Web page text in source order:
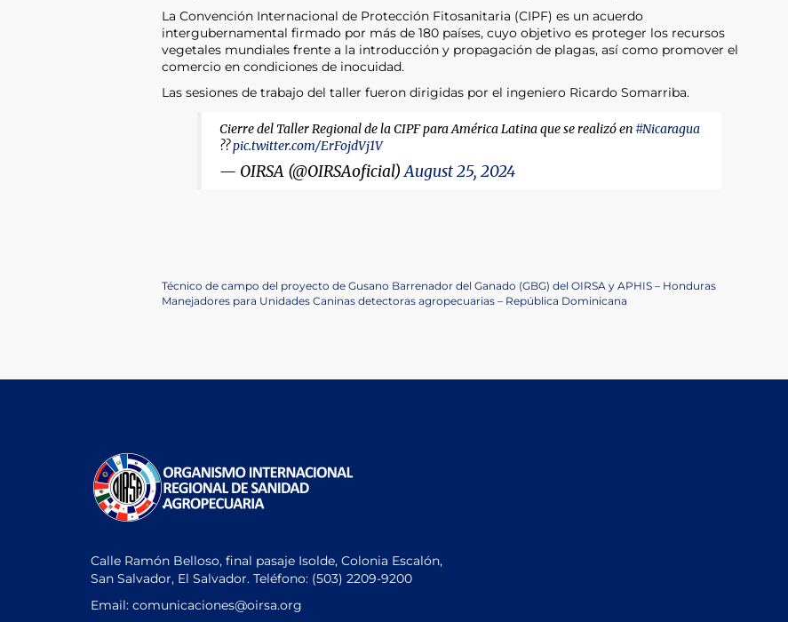
La Convención Internacional de Protección Fitosanitaria (CIPF) es un acuerdo
intergubernamental firmado por más de 180 países, cuyo objetivo es proteger los recursos
vegetales mundiales frente a la introducción y propagación de plagas, así como promover el
comercio en condiciones de inocuidad.
Las sesiones de trabajo del taller fueron dirigidas por el ingeniero Ricardo Somarriba.
Cierre del Taller Regional de la CIPF para América Latina que se realizó en#Nicaragua
??pic.twitter.com/ErFojdVj1V
— OIRSA (@OIRSAoficial)August 25, 2024
Navegación
Previous
Post
Técnico de campo del proyecto de Gusano Barrenador del Ganado (GBG) del OIRSA y APHIS – Honduras
Next
Manejadores para Unidades Caninas detectoras agropecuarias – República Dominicana
Calle Ramón Belloso, final pasaje Isolde, Colonia Escalón,
San Salvador, El Salvador. Teléfono: (503) 2209-9200
Email: comunicaciones@oirsa.org